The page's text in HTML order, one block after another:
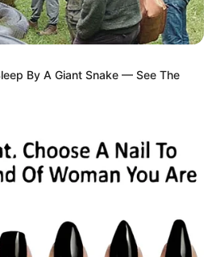
By A Giant Snake — See The